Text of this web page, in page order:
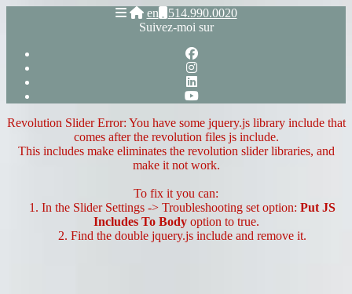
en
514.990.0020
Suivez-moi sur
Revolution Slider Error: You have some jquery.js library include that
comes after the revolution files js include.
This includes make eliminates the revolution slider libraries, and
make it not work.
To fix it you can:
1. In the Slider Settings -> Troubleshooting set option: Put JS
Includes To Bodyoption to true.
2. Find the double jquery.js include and remove it.